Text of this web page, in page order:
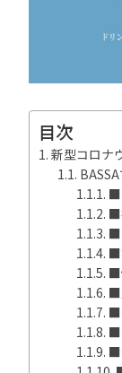
目次
新型コロナ
■
■
■
■
■
■
■
■
■